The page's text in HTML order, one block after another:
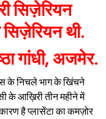
सिज़ेरियन
सिज़ेरियन थी.
गांधी, अजमेर.
के निचले भाग के खिंचने
के आख़िरी तीन महीने में
है प्लासेंटा का कमज़ोर